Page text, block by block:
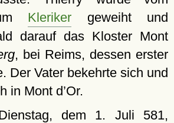
Kleriker geweiht und
darauf das Kloster Mont
, bei Reims, dessen erster
Der Vater bekehrte sich und
in Mont d’Or.
dem 1. Juli 581,